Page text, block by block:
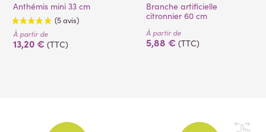
Anthémis mini 33 cm
À partir de
13,20 € (TTC)
Branche artificielle
citronnier 60 cm
À partir de
5,88 € (TTC)